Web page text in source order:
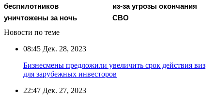
беспилотников
уничтожены за ночь
из-за угрозы окончания
СВО
Новости по теме
08:45 Дек. 28, 2023
Бизнесмены предложили увеличить срок действия виз
для зарубежных инвесторов
22:47 Дек. 27, 2023